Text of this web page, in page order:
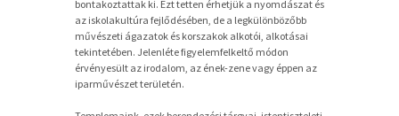
bontakoztattak ki. Ezt tetten érhetjük a nyomdászat és
az iskolakultúra fejlődésében, de a legkülönbözőbb
művészeti ágazatok és korszakok alkotói, alkotásai
tekintetében. Jelenléte figyelemfelkeltő módon
érvényesült az irodalom, az ének-zene vagy éppen az
iparművészet területén.